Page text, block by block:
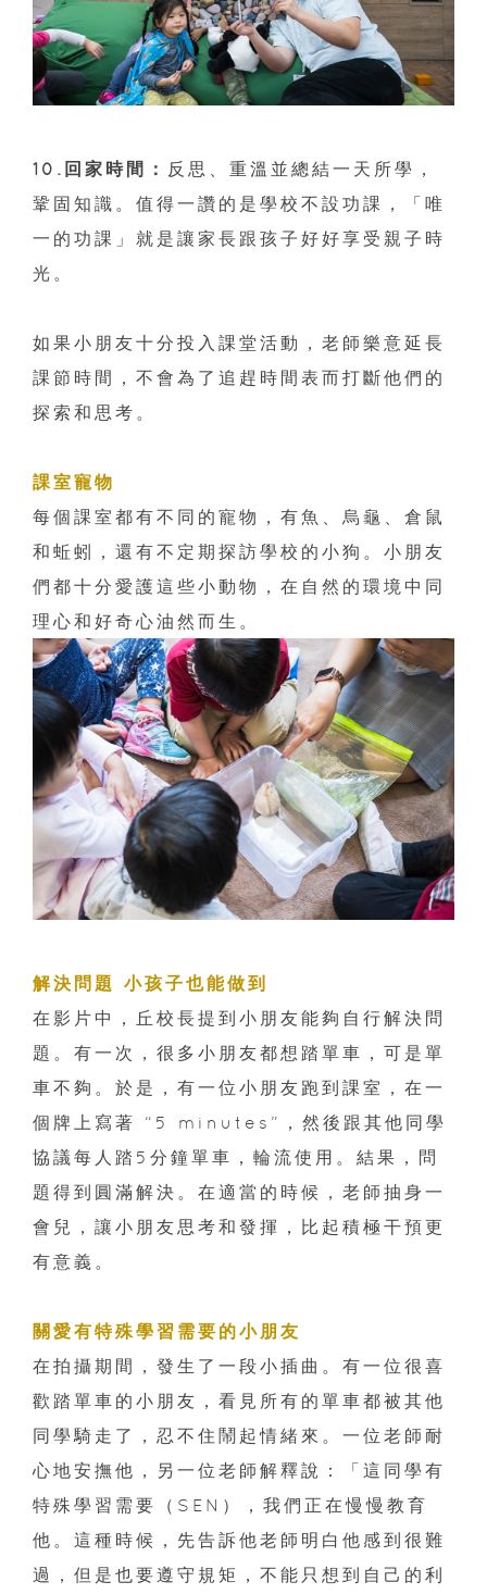
10.回家時間：
反思、重溫並總結一天所學，
鞏固知識。值得一讚的是學校不設功課，「唯
一的功課」就是讓家長跟孩子好好享受親子時
光。
如果小朋友十分投入課堂活動，老師樂意延長
課節時間，不會為了追趕時間表而打斷他們的
探索和思考。
課室寵物
每個課室都有不同的寵物，有魚、烏龜、倉鼠
和蚯蚓，還有不定期探訪學校的小狗。小朋友
們都十分愛護這些小動物，在自然的環境中同
理心和好奇心油然而生。
解決問題 小孩子也能做到
在影片中，丘校長提到小朋友能夠自行解決問
題。有一次，很多小朋友都想踏單車，可是單
車不夠。於是，有一位小朋友跑到課室，在一
個牌上寫著 “5 minutes”，然後跟其他同學
協議每人踏5分鐘單車，輪流使用。結果，問
題得到圓滿解決。在適當的時候，老師抽身一
會兒，讓小朋友思考和發揮，比起積極干預更
有意義。
關愛有特殊學習需要的小朋友
在拍攝期間，發生了一段小插曲。有一位很喜
歡踏單車的小朋友，看見所有的單車都被其他
同學騎走了，忍不住鬧起情緒來。一位老師耐
心地安撫他，另一位老師解釋說：「這同學有
特殊學習需要（SEN），我們正在慢慢教育
他。這種時候，先告訴他老師明白他感到很難
過，但是也要遵守規矩，不能只想到自己的利